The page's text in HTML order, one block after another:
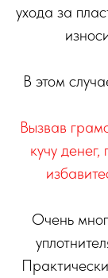
ухода за
В этом
Вызвав
кучу
Очень